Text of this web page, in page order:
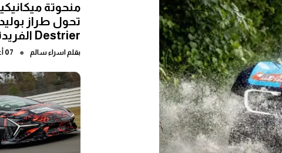
منحوتة
تحول طراز
Destrier الفريدة
بقلم اسراء سالم ● 07 أغسطس 2026